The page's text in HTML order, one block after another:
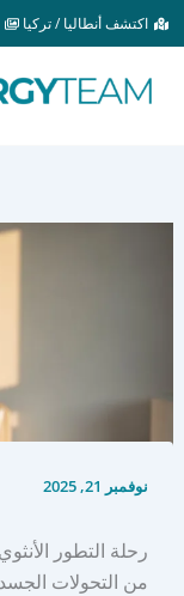
تخطي
إلى
المحتوى
اكتشف أنطاليا / تركيا
نوفمبر 21, 2025
رحلة التطور
من التحولات